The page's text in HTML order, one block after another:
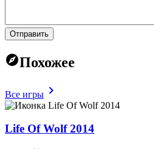
Отправить
Похожее
Все игры
Life Of Wolf 2014